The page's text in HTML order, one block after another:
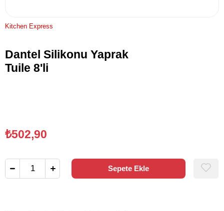
Kitchen Express
Dantel Silikonu Yaprak
Tuile 8'li
₺502,90